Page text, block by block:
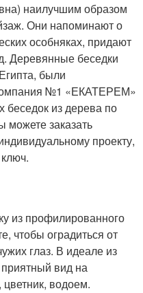
наилучшим образом
Они напоминают о
особняках, придают
Деревянные беседки
были
№1 «ЕКАТЕРЕМ»
беседок из дерева по
можете заказать
проекту,
из профилированного
чтобы оградиться от
глаз. В идеале из
вид на
водоем.